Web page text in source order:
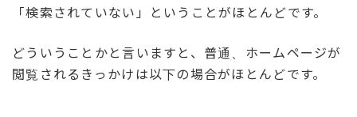
「検索されていない」ということがほとんどです。
どういうことかと言いますと、普通、ホームページが
閲覧されるきっかけは以下の場合がほとんどです。